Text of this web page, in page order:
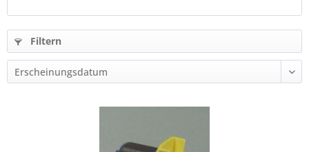
Filtern